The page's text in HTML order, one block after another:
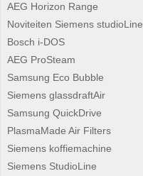
AEG Horizon Range
Noviteiten Siemens studioLine
Bosch i-DOS
AEG ProSteam
Samsung Eco Bubble
Siemens glassdraftAir
Samsung QuickDrive
PlasmaMade Air Filters
Siemens koffiemachine
Siemens StudioLine